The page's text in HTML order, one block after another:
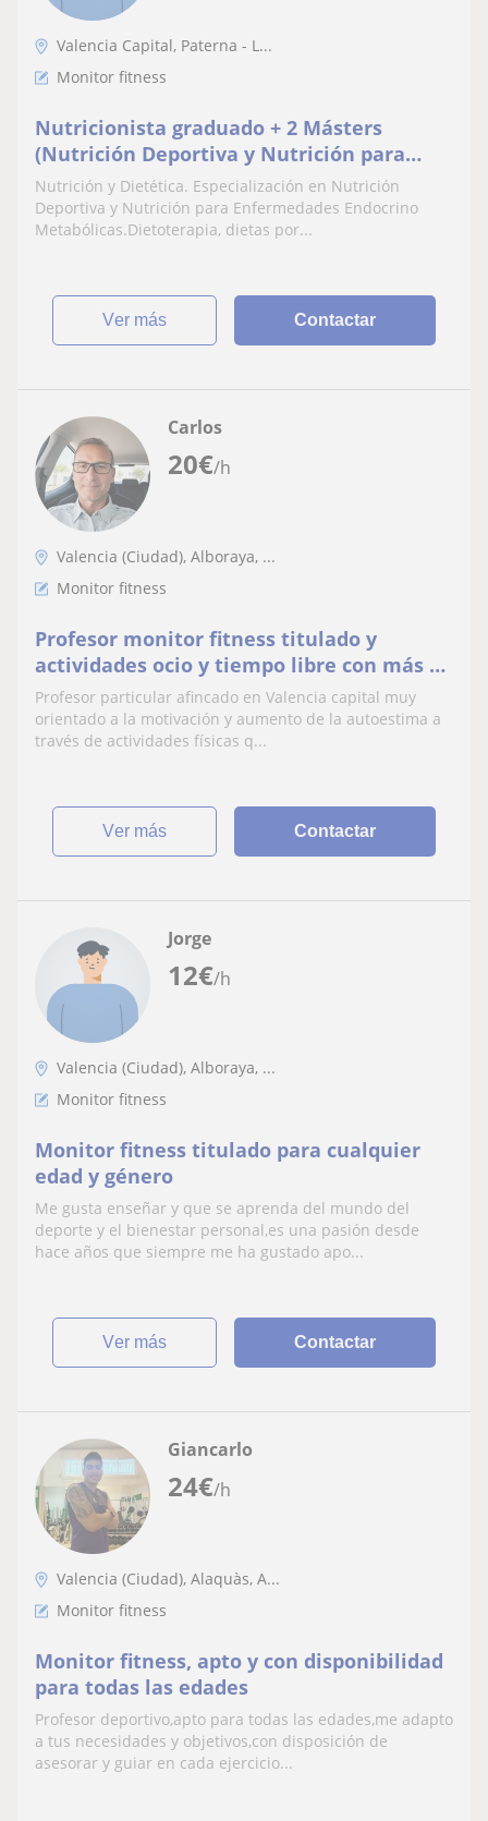
Valencia Capital, Paterna - L...
Monitor fitness
Nutricionista graduado + 2 Másters
(Nutrición Deportiva y Nutrición para
enfermedades Endocrino-metabólicas)
Nutrición y Dietética. Especialización en Nutrición
Deportiva y Nutrición para Enfermedades Endocrino
Metabólicas.Dietoterapia, dietas por...
ver más Contactar
20€/h
Carlos
Valencia (Ciudad), Alboraya, ...
Monitor fitness
Profesor monitor fitness titulado y
actividades ocio y tiempo libre con más de
25 años de experiencia.
Profesor particular afincado en Valencia capital muy
orientado a la motivación y aumento de la autoestima a
través de actividades físicas q...
ver más Contactar
12€/h
Jorge
Valencia (Ciudad), Alboraya, ...
Monitor fitness
Monitor fitness titulado para cualquier
edad y género
Me gusta enseñar y que se aprenda del mundo del
deporte y el bienestar personal,es una pasión desde
hace años que siempre me ha gustado apo...
ver más Contactar
24€/h
Giancarlo
Valencia (Ciudad), Alaquàs, A...
Monitor fitness
Monitor fitness, apto y con disponibilidad
para todas las edades
Profesor deportivo,apto para todas las edades,me adapto
a tus necesidades y objetivos,con disposición de
asesorar y guiar en cada ejercicio...